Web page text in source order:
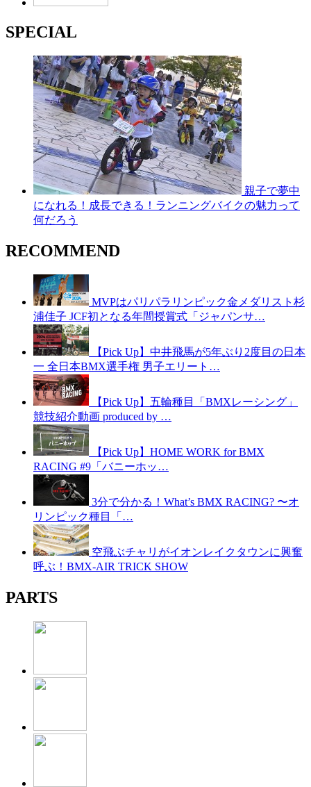
SPECIAL
親子で夢中
になれる！成長できる！ランニングバイクの魅力って
何だろう
RECOMMEND
MVPはパリパラリンピック金メダリスト杉
浦佳子 JCF初となる年間授賞式「ジャパンサ…
【Pick Up】中井飛馬が5年ぶり2度目の日本
一 全日本BMX選手権 男子エリート…
【Pick Up】五輪種目「BMXレーシング」
競技紹介動画 produced by …
【Pick Up】HOME WORK for BMX
RACING #9「バニーホッ…
3分で分かる！What’s BMX RACING? 〜オ
リンピック種目「…
空飛ぶチャリがイオンレイクタウンに興奮
呼ぶ！BMX-AIR TRICK SHOW
PARTS